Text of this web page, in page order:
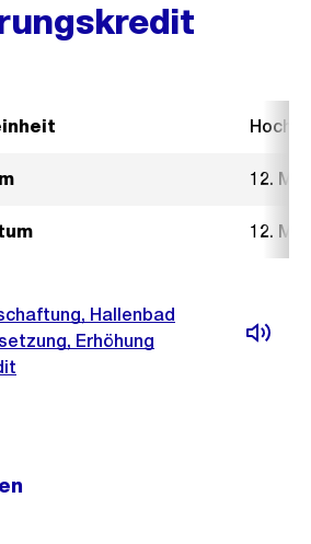
12.
12.
Hallenbad
Erhöhung